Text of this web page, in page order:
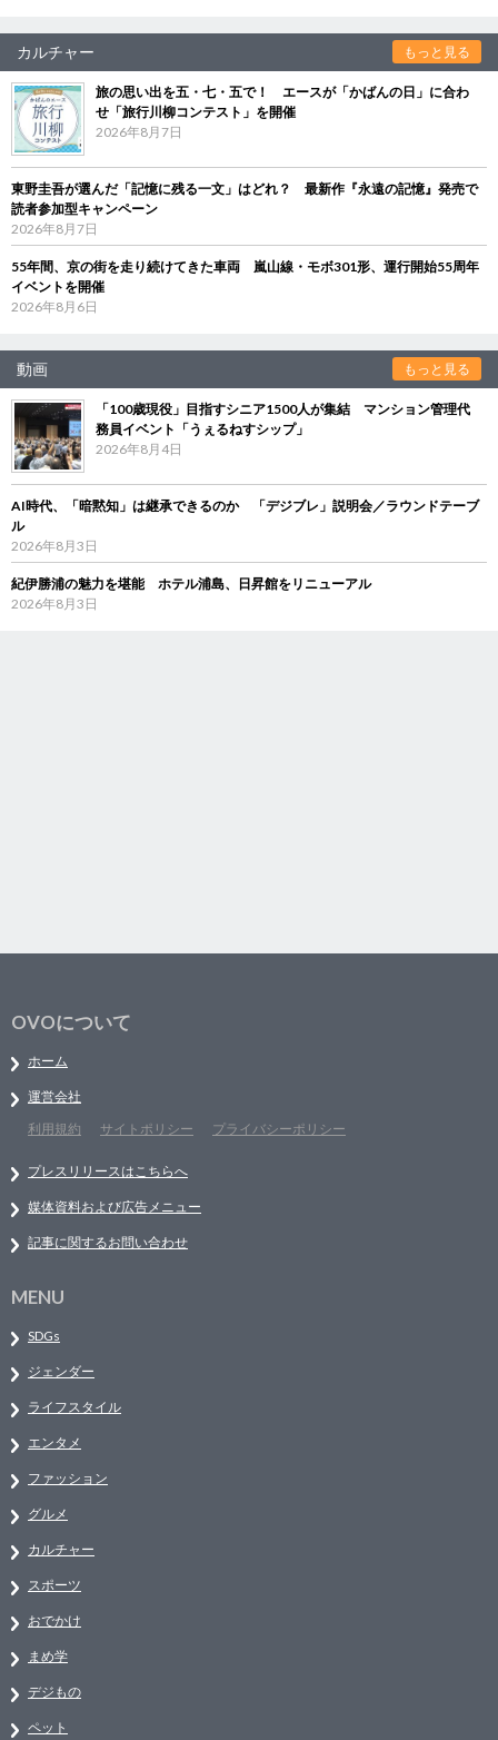
カルチャー もっと見る
旅の思い出を五・七・五で！ エースが「かばんの日」に合わ
せ「旅行川柳コンテスト」を開催
2026年8月7日
東野圭吾が選んだ「記憶に残る一文」はどれ？ 最新作『永遠の記憶』発売で
読者参加型キャンペーン
2026年8月7日
55年間、京の街を走り続けてきた車両 嵐山線・モボ301形、運行開始55周年
イベントを開催
2026年8月6日
動画 もっと見る
「100歳現役」目指すシニア1500人が集結 マンション管理代
務員イベント「うぇるねすシップ」
2026年8月4日
AI時代、「暗黙知」は継承できるのか 「デジブレ」説明会／ラウンドテーブ
ル
2026年8月3日
紀伊勝浦の魅力を堪能 ホテル浦島、日昇館をリニューアル
2026年8月3日
OVOについて
ホーム
運営会社
利用規約
サイトポリシー プライバシーポリシー
プレスリリースはこちらへ
媒体資料および広告メニュー
記事に関するお問い合わせ
MENU
SDGs
ジェンダー
ライフスタイル
エンタメ
ファッション
グルメ
カルチャー
スポーツ
おでかけ
まめ学
デジもの
ペット